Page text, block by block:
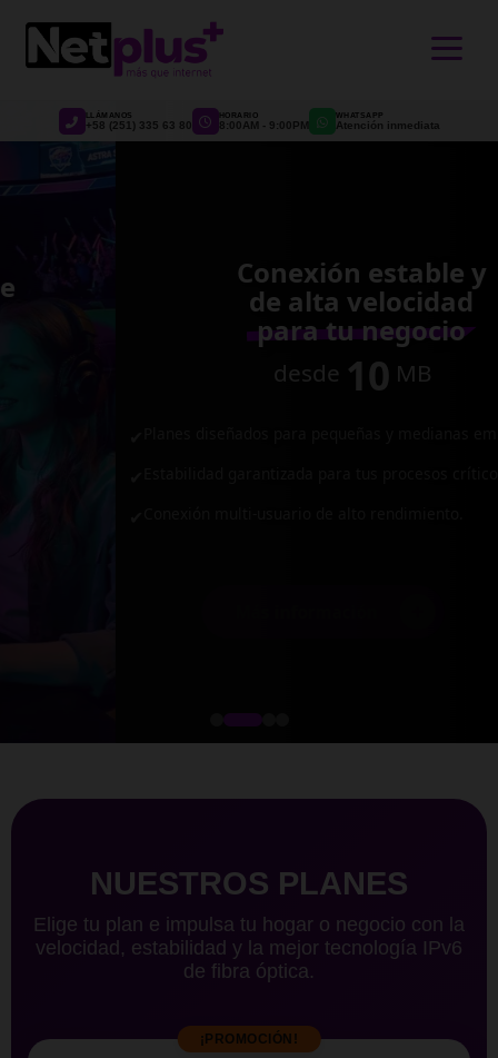
LLÁMANOS
+58 (251) 335 63 80
HORARIO
8:00AM - 9:00PM
WHATSAPP
Atención inmediata
Conexión estable y
de alta velocidad
para tu negocio
10MB
NUESTROS PLANES
Elige tu plan e impulsa tu hogar o negocio con la
velocidad, estabilidad y la mejor tecnología IPv6
de fibra óptica.
¡PROMOCIÓN!